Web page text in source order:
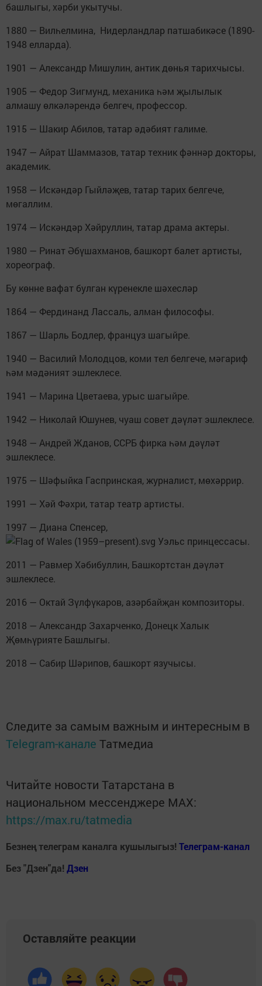
башлыгы, хәрби укытучы.
1880 — Вилһелмина, Нидерландлар патшабикәсе (1890-
1948 елларда).
1901 — Александр Мишулин, антик дөнья тарихчысы.
1905 — Федор Зигмунд, механика һәм җылылык
алмашу өлкәләрендә белгеч, профессор.
1915 — Шакир Абилов, татар әдәбият галиме.
1947 — Айрат Шаммазов, татар техник фәннәр докторы,
академик.
1958 — Искәндәр Гыйләҗев, татар тарих белгече,
мөгаллим.
1974 — Искәндәр Хәйруллин, татар драма актеры.
1980 — Ринат Әбүшахманов, башкорт балет артисты,
хореограф.
Бу көнне вафат булган күренекле шәхесләр
1864 — Фердинанд Лассаль, алман философы.
1867 — Шарль Бодлер, француз шагыйре.
1940 — Василий Молодцов, коми тел белгече, мәгариф
һәм мәдәният эшлеклесе.
1941 — Марина Цветаева, урыс шагыйре.
1942 — Николай Юшунев, чуаш совет дәүләт эшлеклесе.
1948 — Андрей Жданов, ССРБ фирка һәм дәүләт
эшлеклесе.
1975 — Шәфыйка Гаспринская, журналист, мөхәррир.
1991 — Хәй Фәхри, татар театр артисты.
1997 — Диана Спенсер,
Уэльс принцессасы.
2011 — Равмер Хәбибуллин, Башкортстан дәүләт
эшлеклесе.
2016 — Октай Зүлфүкаров, азәрбайҗан композиторы.
2018 — Александр Захарченко, Донецк Халык
Җөмһүрияте Башлыгы.
2018 — Сабир Шәрипов, башкорт язучысы.
Следите за самым важным и интересным в
Telegram-канале Татмедиа
Читайте новости Татарстана в
национальном мессенджере MАХ:
https://max.ru/tatmedia
Безнең телеграм каналга кушылыгыз! Телеграм-канал
Без "Дзен"да! Дзен
Оставляйте реакции